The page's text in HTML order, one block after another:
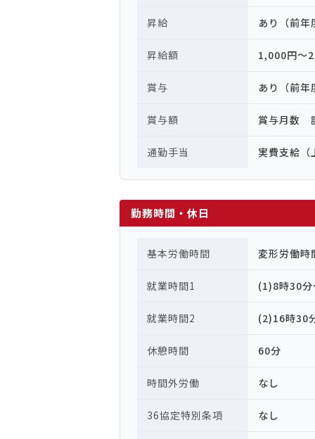
昇給 あり（前
昇給額 1,000円〜
賞与 あり（前
賞与額 賞与月数
通勤手当 実費支給
勤務時間・休日
基本労働時間 変形労働時
就業時間1 (1)8時30
就業時間2 (2)16時30
休憩時間 60分
時間外労働 なし
36協定特別条項 なし